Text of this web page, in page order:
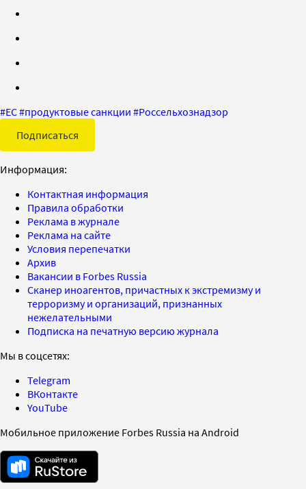
#ЕС#продуктовые санкции #Россельхознадзор
Подписаться
Информация:
Контактная информация
Правила обработки
Реклама в журнале
Реклама на сайте
Условия перепечатки
Архив
Вакансии в Forbes Russia
Сканер иноагентов, причастных к экстремизму и
терроризму и организаций, признанных
нежелательными
Подписка на печатную версию журнала
Мы в соцсетях:
Telegram
ВКонтакте
YouTube
Мобильное приложение Forbes Russia на Android